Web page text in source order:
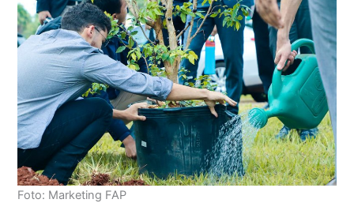
Foto: Marketing FAP